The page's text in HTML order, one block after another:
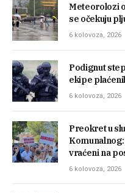
Meteorolozi
se očekuju
6 kolovoza, 2026
Podignut
ekipe
6 kolovoza, 2026
Preokret u
vraćeni na
6 kolovoza, 2026